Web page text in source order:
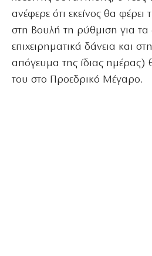
ανέφερε ότι εκείνος θα
στη Βουλή τη ρύθμιση για τα
επιχειρηματικά δάνεια και
απόγευμα της ίδιας ημέρας)
του στο Προεδρικό Μέγαρο.